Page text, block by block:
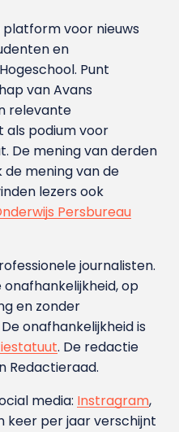
voor nieuws
en
Punt
van Avans
relevante
podium voor
De mening van derden
de mening van de
lezers ook
Persbureau
journalisten.
onafhankelijkheid, op
en zonder
onafhankelijkheid is
. De redactie
Redactieraad.
media: Instragram,
keer per jaar verschijnt